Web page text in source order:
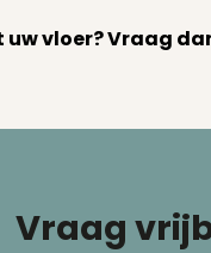
vloer? Vraag
Vraag